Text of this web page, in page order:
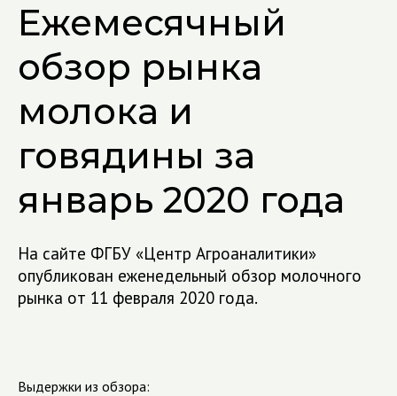
Ежемесячный
обзор рынка
молока и
говядины за
январь 2020 года
На сайте ФГБУ «Центр Агроаналитики»
опубликован еженедельный обзор молочного
рынка от 11 февраля 2020 года.
Выдержки из обзора: